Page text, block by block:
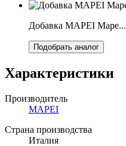
Добавка MAPEI Mape...
Подобрать аналог
Характеристики
Производитель
MAPEI
Страна производства
Италия